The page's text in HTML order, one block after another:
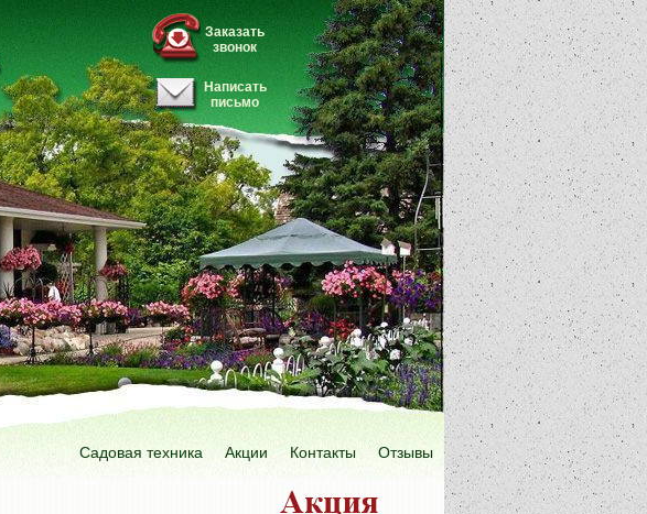
Заказать
звонок
Написать
письмо
Садовая техника Акции Контакты Отзывы